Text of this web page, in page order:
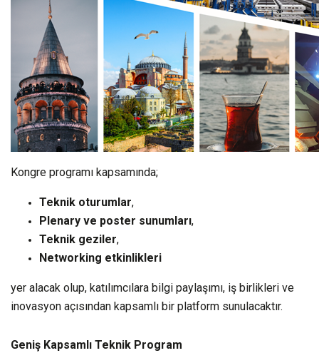
Kongre programı kapsamında;
Teknik oturumlar,
Plenary ve poster sunumları,
Teknik geziler,
Networking etkinlikleri
yer alacak olup, katılımcılara bilgi paylaşımı, iş birlikleri ve
inovasyon açısından kapsamlı bir platform sunulacaktır.
Geniş Kapsamlı Teknik Program